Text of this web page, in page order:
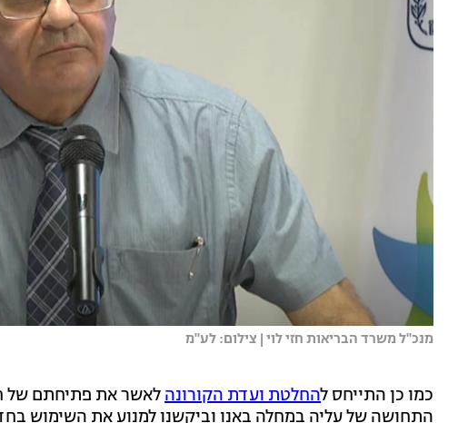
מנכ''ל משרד הבריאות חזי לוי | צילום: לע''מ
כמו כן התייחס להחלטת ועדת הקורונהלאשר את פתיחתם של
התחושה של עליה במחלה באנו וביקשנו למנוע את השימוש